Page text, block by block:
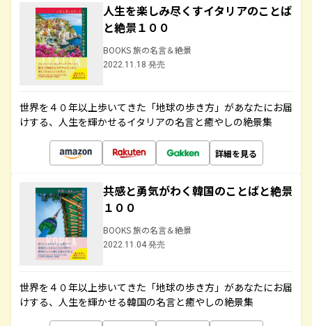
人生を楽しみ尽くすイタリアのことば
と絶景１００
BOOKS 旅の名言＆絶景
2022.11.18 発売
世界を４０年以上歩いてきた「地球の歩き方」があなたにお届
けする、人生を輝かせるイタリアの名言と癒やしの絶景集
詳細を見る
共感と勇気がわく韓国のことばと絶景
１００
BOOKS 旅の名言＆絶景
2022.11.04 発売
世界を４０年以上歩いてきた「地球の歩き方」があなたにお届
けする、人生を輝かせる韓国の名言と癒やしの絶景集